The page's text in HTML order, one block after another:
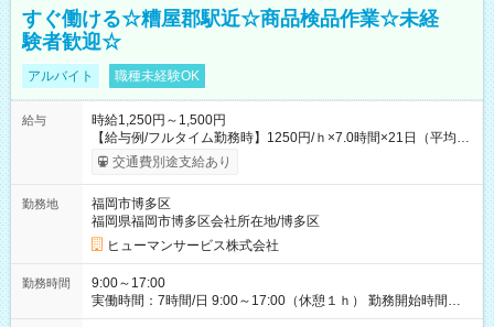
すぐ働ける☆糟屋郡駅近☆商品検品作業☆未経
験者歓迎☆
アルバイト 職種未経験OK
給与
時給1,250円～1,500円
【給与例/フルタイム勤務時】1250円/ｈ×7.0時間×21日（平均
値）=183,750円 別途交通費支給（会社規定有）、残業/休日手当
支給、 フルタイムの募集になりますが、働く日数や時間につい
ど）は、ご希望状況をヒヤリングして調整できることがありま
す。応募時に、ご相談頂きます様お願いします。 ※公共交通機
関、駐車場あり。（粕屋郡） 【試用期間】試用期間なし
交通費別途支給あり
勤務地
福岡市博多区
福岡県福岡市博多区会社所在地/博多区
ヒューマンサービス株式会社
勤務時間
9:00～17:00
実働時間：7時間/日 9:00～17:00（休憩１ｈ） 勤務開始時間等
の調整も受けたまります。 （例：10時から17時 など） お気軽